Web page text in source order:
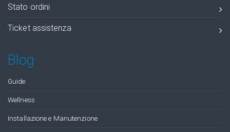
Stato ordini
Ticket assistenza
Blog
Guide
Wellness
Installazione e Manutenzione